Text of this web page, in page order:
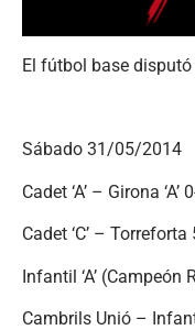
El fútbol base
Sábado 31/05/2014
Cadet ‘A’ – Girona ‘A’
Cadet ‘C’ – Torreforta
Infantil ‘A’ (Campeón
Cambrils Unió –